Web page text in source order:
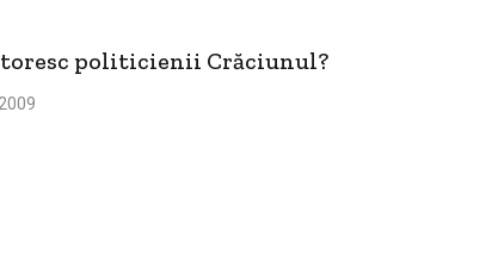
politicienii Crăciunul?